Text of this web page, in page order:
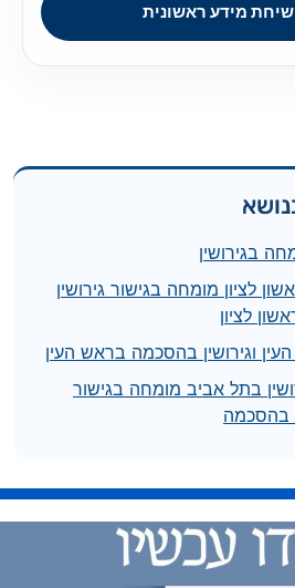
מידע ראשונית
בגירושין
לציון מומחה בגישור גירושין
לציון
וגירושין בהסכמה בראש העין
בתל אביב מומחה בגישור
בהסכמה